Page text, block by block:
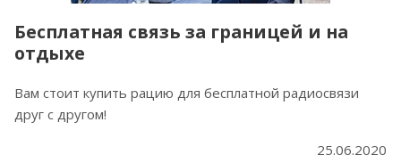
Бесплатная связь за границей и на
отдыхе
Вам стоит купить рацию для бесплатной радиосвязи
друг с другом!
25.06.2020